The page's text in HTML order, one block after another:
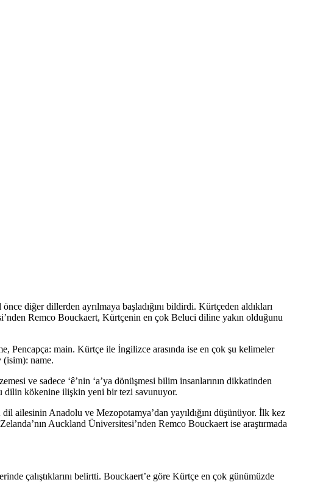
diğer dillerden ayrılmaya başladığını bildirdi. Kürtçeden aldıkları
Remco Bouckaert, Kürtçenin en çok Beluci diline yakın olduğunu
Pencapça: main. Kürtçe ile İngilizce arasında ise en çok şu kelimeler
(isim): name.
ve sadece ‘ê’nin ‘a’ya dönüşmesi bilim insanlarının dikkatinden
dilin kökenine ilişkin yeni bir tezi savunuyor.
ailesinin Anadolu ve Mezopotamya’dan yayıldığını düşünüyor. İlk kez
Auckland Üniversitesi’nden Remco Bouckaert ise araştırmada
çalıştıklarını belirtti. Bouckaert’e göre Kürtçe en çok günümüzde